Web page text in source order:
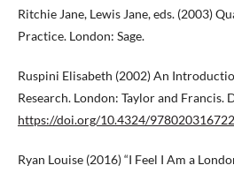
Ritchie Jane, Lewis Jane, eds. (2003)
Practice. London: Sage.
Ruspini Elisabeth (2002) An
Research. London: Taylor and Francis.
https://doi.org/10.4324/
Ryan Louise (2016) “I Feel I Am a